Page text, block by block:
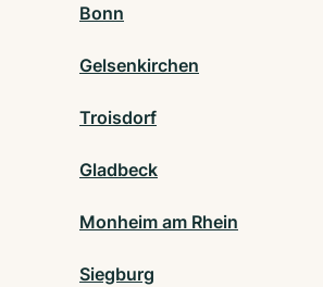
Bonn
Gelsenkirchen
Troisdorf
Gladbeck
Monheim am Rhein
Siegburg